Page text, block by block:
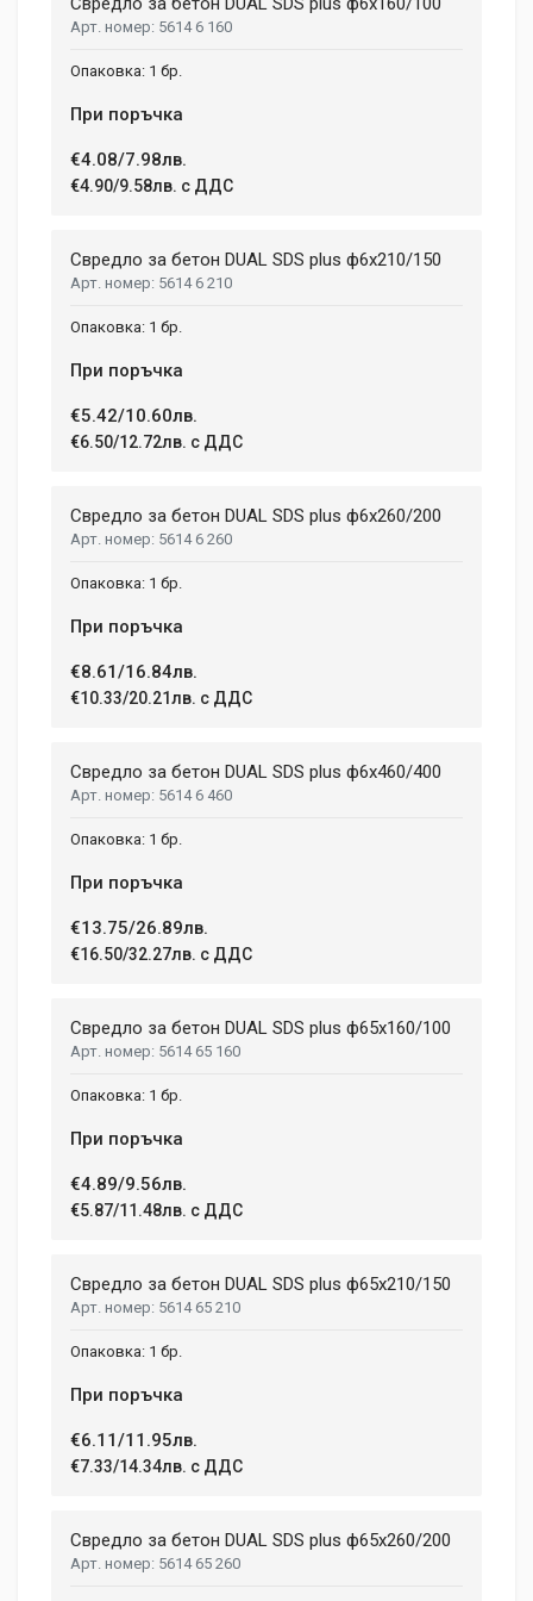
Review Stars
Your Review
Post Your Review
5614 6 160
1 бр.
При поръчка
€4.08/7.98лв.
€4.90/9.58лв. с ДДС
Свредло за бетон DUAL SDS plus ф6x210/150
5614 6 210
1 бр.
При поръчка
€5.42/10.60лв.
€6.50/12.72лв. с ДДС
Свредло за бетон DUAL SDS plus ф6x260/200
5614 6 260
1 бр.
При поръчка
€8.61/16.84лв.
€10.33/20.21лв. с ДДС
Свредло за бетон DUAL SDS plus ф6x460/400
5614 6 460
1 бр.
При поръчка
€13.75/26.89лв.
€16.50/32.27лв. с ДДС
Свредло за бетон DUAL SDS plus ф65x160/100
5614 65 160
1 бр.
При поръчка
€4.89/9.56лв.
€5.87/11.48лв. с ДДС
Свредло за бетон DUAL SDS plus ф65x210/150
5614 65 210
1 бр.
При поръчка
€6.11/11.95лв.
€7.33/14.34лв. с ДДС
Свредло за бетон DUAL SDS plus ф65x260/200
5614 65 260